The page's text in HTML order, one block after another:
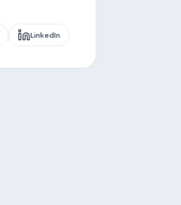
LinkedIn